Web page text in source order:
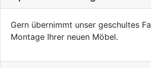
Gern übernimmt unser geschultes
Montage Ihrer neuen Möbel.